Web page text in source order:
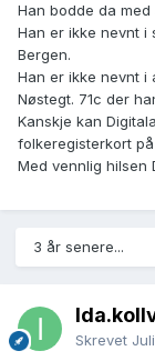
Han bodde da med
Han er ikke nevnt i
Bergen.
Han er ikke nevnt i
Nøstegt. 71c der
Kanskje kan
folkeregisterkort på
Med vennlig hilsen
3 år senere...
Skrevet